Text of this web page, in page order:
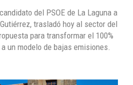
del PSOE de La Laguna a
trasladó hoy al sector del
para transformar el 100%
un modelo de bajas emisiones.